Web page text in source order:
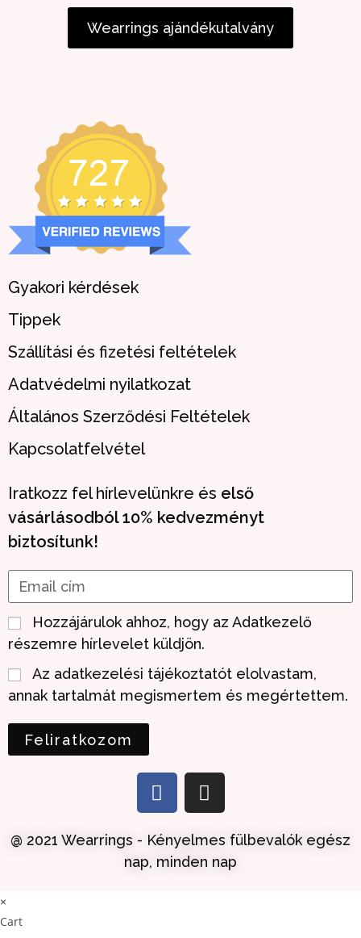
Wearrings ajándékutalvány
Gyakori kérdések
Tippek
Szállítási és fizetési feltételek
Adatvédelmi nyilatkozat
Általános Szerződési Feltételek
Kapcsolatfelvétel
Iratkozz fel hírlevelünkre és első
vásárlásodból 10% kedvezményt
biztosítunk!
Hozzájárulok ahhoz, hogy az Adatkezelő
részemre hírlevelet küldjön.
Az adatkezelési tájékoztatót elolvastam,
annak tartalmát megismertem és megértettem.
Feliratkozom
@ 2021 Wearrings - Kényelmes fülbevalók egész
nap, minden nap
×
Cart